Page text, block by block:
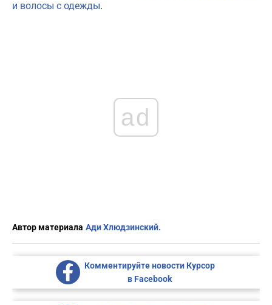
и волосы с одежды.
ad
Автор материала Ади Хлюдзинский.
Комментируйте новости Курсор
в Facebook